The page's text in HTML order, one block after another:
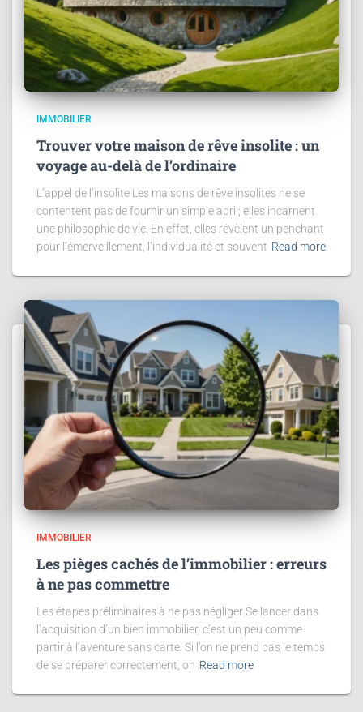
IMMOBILIER
Trouver votre maison de rêve insolite : un
voyage au-delà de l’ordinaire
L’appel de l’insolite Les maisons de rêve insolites ne se
contentent pas de fournir un simple abri ; elles incarnent
une philosophie de vie. En effet, elles révèlent un penchant
pour l’émerveillement, l’individualité et souvent Read more
IMMOBILIER
Les pièges cachés de l’immobilier : erreurs
à ne pas commettre
Les étapes préliminaires à ne pas négliger Se lancer dans
l’acquisition d’un bien immobilier, c’est un peu comme
partir à l’aventure sans carte. Si l’on ne prend pas le temps
de se préparer correctement, on Read more